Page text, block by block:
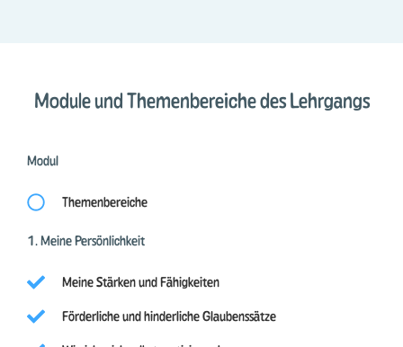
Module und Themenbereiche des Lehrgangs
Modul
Themenbereiche
1. Meine Persönlichkeit
Meine Stärken und Fähigkeiten
Förderliche und hinderliche Glaubenssätze